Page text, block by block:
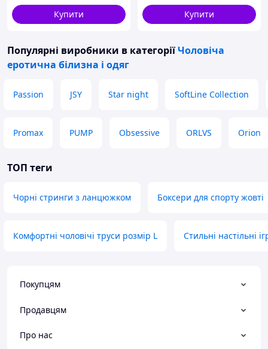
Купити
Купити
Популярні виробники в категоріїЧоловіча
еротична білизна і одяг
Passion JSY Star night SoftLine Collection
Promax PUMP Obsessive ORLVS Orion
ТОП теги
Чорні стринги з ланцюжком Боксери для спорту жовті
Комфортні чоловічі труси розмір L Стильні настільні
Покупцям
Продавцям
Про нас